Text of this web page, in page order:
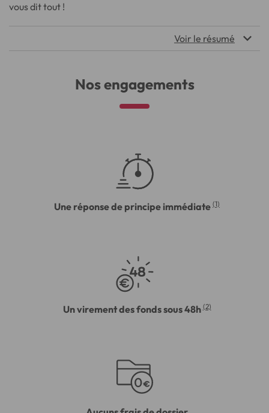
vous dit tout !
Voir le résumé
Nos engagements
Une réponse de principe immédiate (1)
Un virement des fonds sous 48h (2)